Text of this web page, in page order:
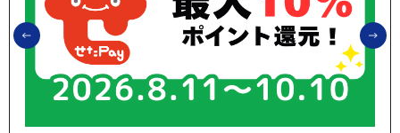
前のスライドを表示